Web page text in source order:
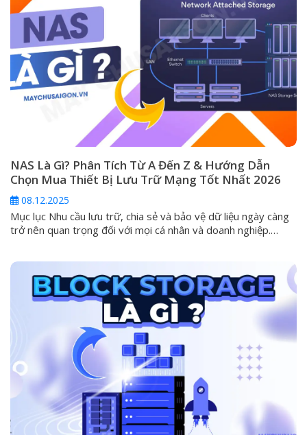
NAS Là Gì? Phân Tích Từ A Đến Z & Hướng Dẫn
Chọn Mua Thiết Bị Lưu Trữ Mạng Tốt Nhất 2026
08.12.2025
Mục lục Nhu cầu lưu trữ, chia sẻ và bảo vệ dữ liệu ngày càng
trở nên quan trọng đối với mọi cá nhân và doanh nghiệp.
khả...